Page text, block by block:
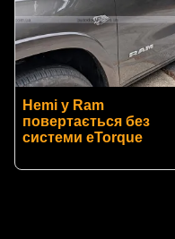
Hemi у Ram
повертається без
системи eTorque